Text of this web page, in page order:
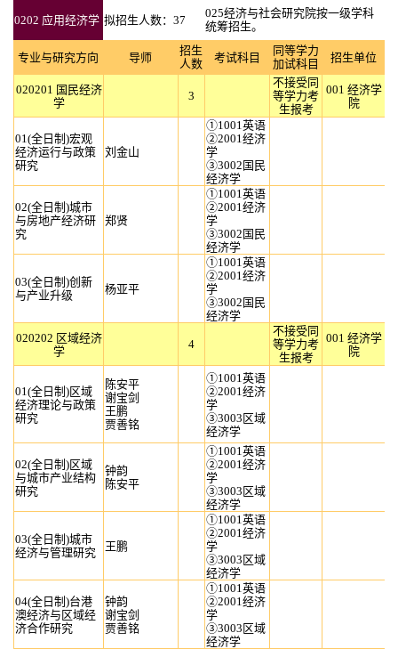
0202 应用经济学 拟招生人数：37
025经济与社会研究院按一级学科
统筹招生。
专业与研究方向 导师
招生
人数
考试科目
同等学力
加试科目
招生单位
020201 国民经济
学
3
不接受同
等学力考
生报考
001 经济学
院
01(全日制)宏观
经济运行与政策
研究
刘金山
①1001英语
②2001经济
学
③3002国民
经济学
02(全日制)城市
与房地产经济研
究
郑贤
①1001英语
②2001经济
学
③3002国民
经济学
03(全日制)创新
与产业升级
杨亚平
①1001英语
②2001经济
学
③3002国民
经济学
020202 区域经济
学
4
不接受同
等学力考
生报考
001 经济学
院
01(全日制)区域
经济理论与政策
研究
陈安平
谢宝剑
王鹏
贾善铭
①1001英语
②2001经济
学
③3003区域
经济学
02(全日制)区域
与城市产业结构
研究
钟韵
陈安平
①1001英语
②2001经济
学
③3003区域
经济学
03(全日制)城市
经济与管理研究
王鹏
①1001英语
②2001经济
学
③3003区域
经济学
04(全日制)台港
澳经济与区域经
济合作研究
钟韵
谢宝剑
贾善铭
①1001英语
②2001经济
学
③3003区域
经济学